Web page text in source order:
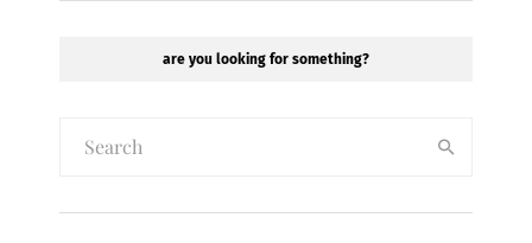
are you looking for something?